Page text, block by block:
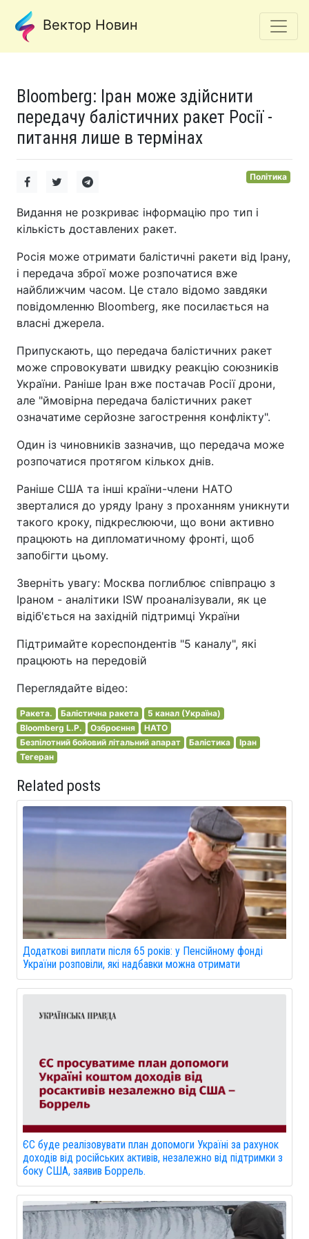
Вектор Новин
Bloomberg: Іран може здійснити
передачу балістичних ракет Росії -
питання лише в термінах
Політика
Видання не розкриває інформацію про тип і
кількість доставлених ракет.
Росія може отримати балістичні ракети від Ірану,
і передача зброї може розпочатися вже
найближчим часом. Це стало відомо завдяки
повідомленню Bloomberg, яке посилається на
власні джерела.
Припускають, що передача балістичних ракет
може спровокувати швидку реакцію союзників
України. Раніше Іран вже постачав Росії дрони,
але "ймовірна передача балістичних ракет
означатиме серйозне загострення конфлікту".
Один із чиновників зазначив, що передача може
розпочатися протягом кількох днів.
Раніше США та інші країни-члени НАТО
зверталися до уряду Ірану з проханням уникнути
такого кроку, підкреслюючи, що вони активно
працюють на дипломатичному фронті, щоб
запобігти цьому.
Зверніть увагу: Москва поглиблює співпрацю з
Іраном - аналітики ISW проаналізували, як це
відіб'ється на західній підтримці України
Підтримайте кореспондентів "5 каналу", які
працюють на передовій
Переглядайте відео:
Ракета. Балістична ракета
5 канал (Україна)
Bloomberg L.P.
Озброєння
НАТО
Безпілотний бойовий літальний апарат
Балістика
Іран
Тегеран
Related posts
Додаткові виплати після 65 років: у Пенсійному фонді
України розповіли, які надбавки можна отримати
ЄС буде реалізовувати план допомоги Україні за рахунок
доходів від російських активів, незалежно від підтримки з
боку США, заявив Боррель.